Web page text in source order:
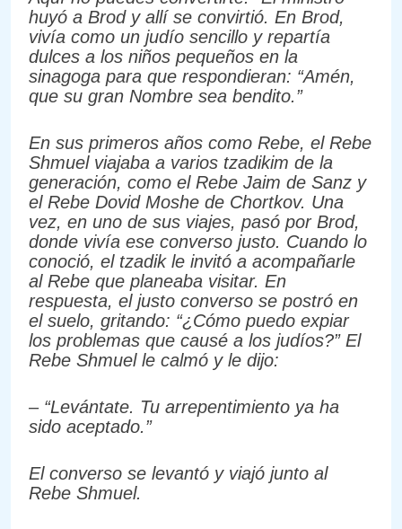
huyó a Brod y allí se convirtió. En Brod,
vivía como un judío sencillo y repartía
dulces a los niños pequeños en la
sinagoga para que respondieran: “Amén,
que su gran Nombre sea bendito.”
En sus primeros años como Rebe, el Rebe
Shmuel viajaba a varios tzadikim de la
generación, como el Rebe Jaim de Sanz y
el Rebe Dovid Moshe de Chortkov. Una
vez, en uno de sus viajes, pasó por Brod,
donde vivía ese converso justo. Cuando lo
conoció, el tzadik le invitó a acompañarle
al Rebe que planeaba visitar. En
respuesta, el justo converso se postró en
el suelo, gritando: “¿Cómo puedo expiar
los problemas que causé a los judíos?” El
Rebe Shmuel le calmó y le dijo:
– “Levántate. Tu arrepentimiento ya ha
sido aceptado.”
El converso se levantó y viajó junto al
Rebe Shmuel.